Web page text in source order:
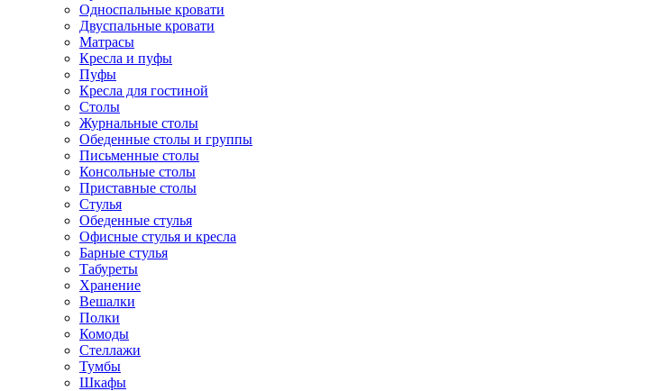
Односпальные кровати
Двуспальные кровати
Матрасы
Кресла и пуфы
Пуфы
Кресла для гостиной
Столы
Журнальные столы
Обеденные столы и группы
Письменные столы
Консольные столы
Приставные столы
Стулья
Обеденные стулья
Офисные стулья и кресла
Барные стулья
Табуреты
Хранение
Вешалки
Полки
Комоды
Стеллажи
Тумбы
Шкафы